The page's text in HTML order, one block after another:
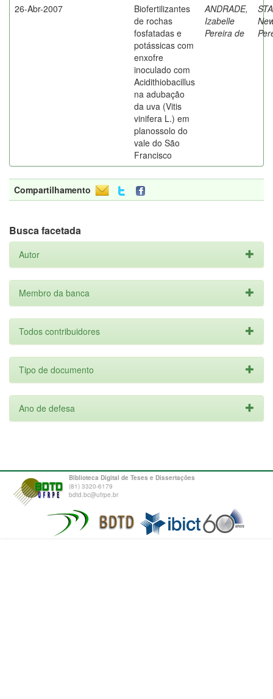
26-Abr-2007
Biofertilizantes
de rochas
fosfatadas e
potássicas com
enxofre
inoculado com
Acidithiobacillus
na adubação
da uva (Vitis
vinifera L.) em
planossolo do
vale do São
Francisco
ANDRADE,
Izabelle
Pereira de
Compartilhamento
Busca facetada
Autor
Membro da banca
Todos contribuidores
Tipo de documento
Ano de defesa
Biblioteca Digital de Teses e Dissertações
(81) 3320-6179
bdtd.bc@ufrpe.br